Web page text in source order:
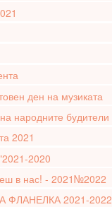
ден на музиката
народните будители
2021
2020
в нас! - 2021№2022
ФЛАНЕЛКА 2021-2022